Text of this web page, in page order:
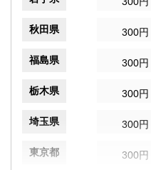
秋田県 300円
福島県 300円
栃木県 300円
埼玉県 300円
東京都 300円